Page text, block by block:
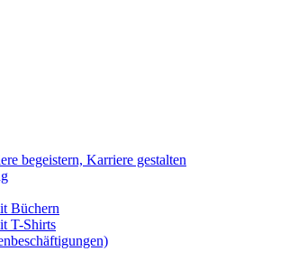
begeistern, Karriere gestalten
Büchern
T-Shirts